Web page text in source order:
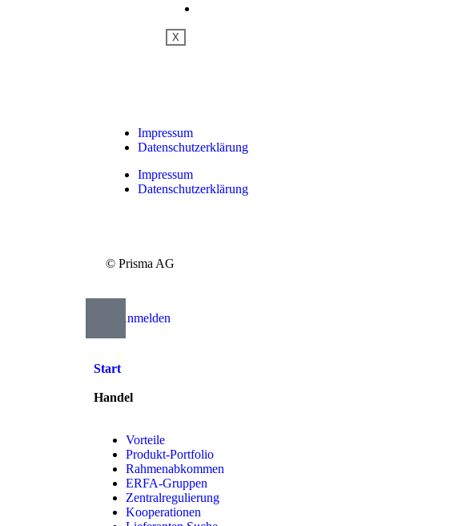
X
Impressum
Datenschutzerklärung
Impressum
Datenschutzerklärung
© Prisma AG
Anmelden
Start
Handel
Vorteile
Produkt-Portfolio
Rahmenabkommen
ERFA-Gruppen
Zentralregulierung
Kooperationen